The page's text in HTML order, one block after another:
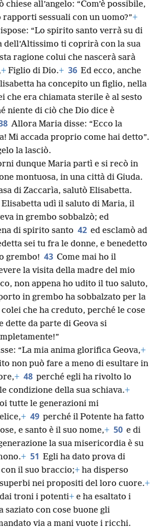
chiese all’angelo: “Com’è possibile,
rapporti sessuali con un uomo?”+
“Lo spirito santo verrà su di
dell’Altissimo ti coprirà con la sua
ragione colui che nascerà sarà
+ Figlio di Dio.+ 36 Ed ecco, anche
ha concepito un figlio, nella
che era chiamata sterile è al sesto
niente di ciò che Dio dice è
Allora Maria disse: “Ecco la
Mi accada proprio come hai detto”.
la lasciò.
dunque Maria partì e si recò in
montuosa, in una città di Giuda.
di Zaccarìa, salutò Elisabetta.
Elisabetta udì il saluto di Maria, il
in grembo sobbalzò; ed
di spirito santo 42 ed esclamò ad
sei tu fra le donne, e benedetto
grembo! 43 Come mai ho il
la visita della madre del mio
non appena ho udito il tuo saluto,
in grembo ha sobbalzato per la
colei che ha creduto, perché le cose
dette da parte di Geova si
“La mia anima glorifica Geova,+
non può fare a meno di esultare in
+ 48 perché egli ha rivolto lo
condizione della sua schiava.+
tutte le generazioni mi
+ 49 perché il Potente ha fatto
e santo è il suo nome,+ 50 e di
la sua misericordia è su
+ 51 Egli ha dato prova di
il suo braccio;+ ha disperso
nei propositi del loro cuore.+
troni i potenti+ e ha esaltato i
saziato con cose buone gli
via a mani vuote i ricchi.